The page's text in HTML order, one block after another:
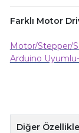
Farklı Motor
Motor/Stepper/
Arduino Uyumlu-
Diğer